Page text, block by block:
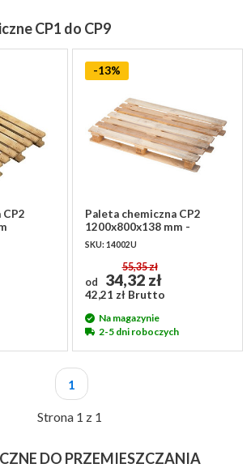
CP1 do CP9
CP2
-13%
Paleta chemiczna CP2
1200x800x138 mm -
używana
SKU: 14002U
od
55,35 zł
34,32 zł
42,21 zł Brutto
Na magazynie
2-5 dni roboczych
Strona 1 z 1
1
DO PRZEMIESZCZANIA